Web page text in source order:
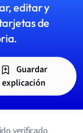
editar y
de
Guardar
explicación